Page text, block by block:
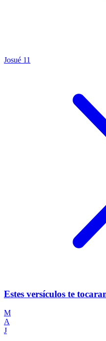
Josué 11
Estes versículos te
M
A
J